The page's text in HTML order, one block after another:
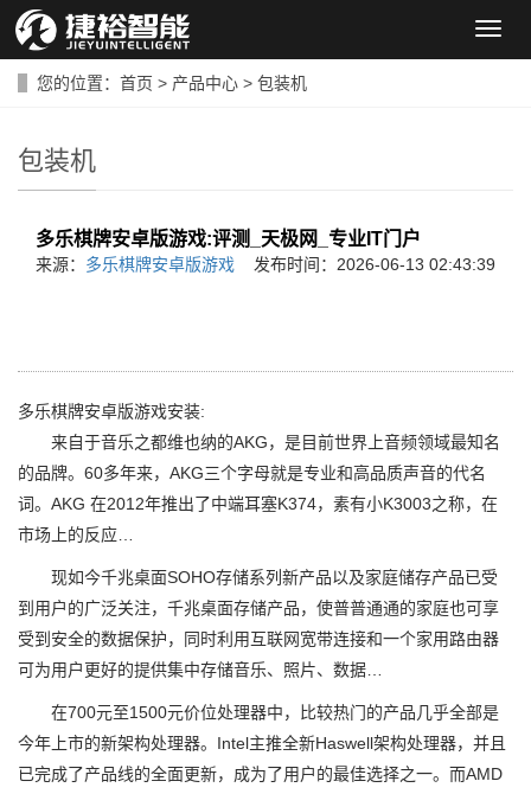
导
您的位置： 首页 > 产品中心 > 包装机
包装机
多乐棋牌安卓版游戏:评测_天极网_专业IT门户
来源： 多乐棋牌安卓版游戏 发布时间：2026-06-13 02:43:39
多乐棋牌安卓版游戏安装:
来自于音乐之都维也纳的AKG，是目前世界上音频领域最知名
的品牌。60多年来，AKG三个字母就是专业和高品质声音的代名
词。AKG 在2012年推出了中端耳塞K374，素有小K3003之称，在
市场上的反应…
现如今千兆桌面SOHO存储系列新产品以及家庭储存产品已受
到用户的广泛关注，千兆桌面存储产品，使普普通通的家庭也可享
受到安全的数据保护，同时利用互联网宽带连接和一个家用路由器
可为用户更好的提供集中存储音乐、照片、数据…
在700元至1500元价位处理器中，比较热门的产品几乎全部是
今年上市的新架构处理器。Intel主推全新Haswell架构处理器，并且
已完成了产品线的全面更新，成为了用户的最佳选择之一。而AMD